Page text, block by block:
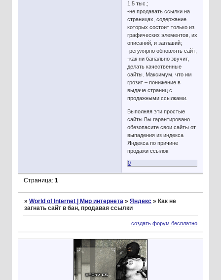
1,5 тыс.;
-не продавать ссылки на
страницах, содержание
которых состоит только из
графических элементов, их
описаний, и заглавий;
-регулярно обновлять сайт;
-как ни банально звучит,
делать качественные
сайты. Максимум, что им
грозит – понижение в
выдаче страниц с
продажными ссылками.
Выполняя эти простые
сайты Вы гарантировано
обезопасите свои сайты от
выпадения из индекса
Яндекса по причине
продажи ссылок.
0
Страница: 1
» World of Internet | Мир интернета » Яндекс » Как не
загнать сайт в бан, продавая ссылки
создать форум бесплатно